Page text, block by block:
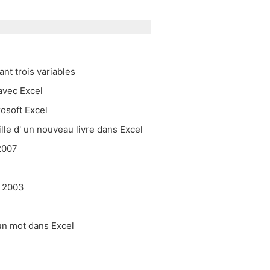
trois variables
Excel
Excel
d' un nouveau livre dans Excel
mot dans Excel